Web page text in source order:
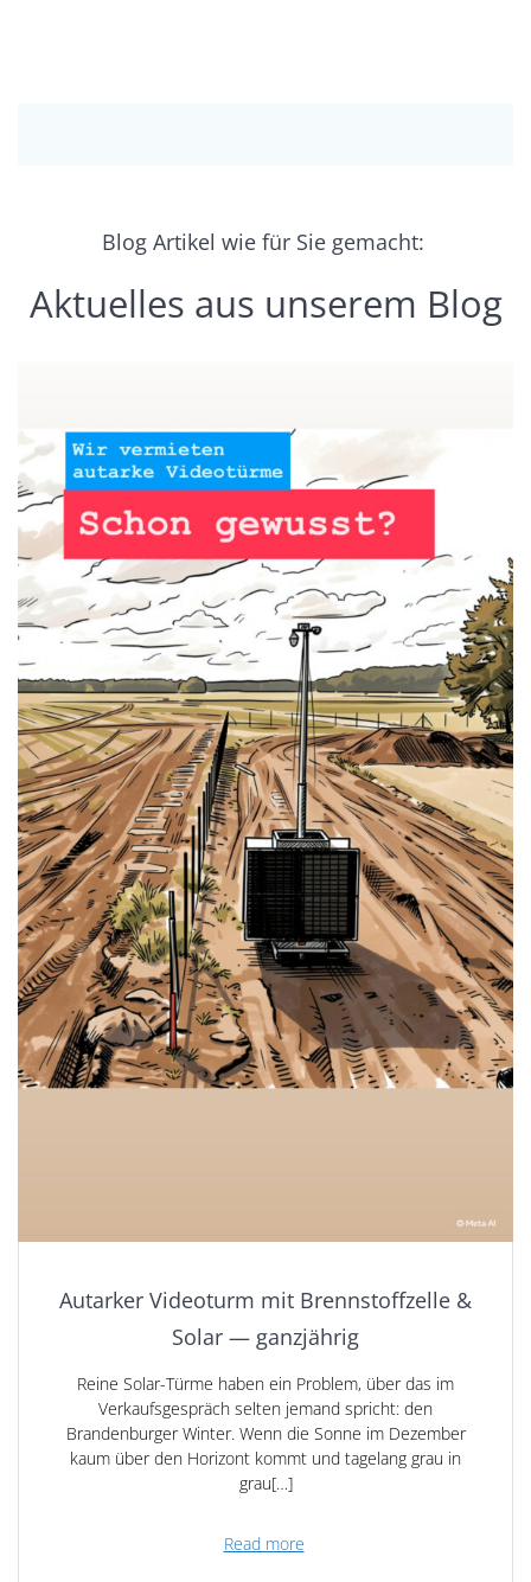
Blog Artikel wie für Sie gemacht:
Aktuelles aus unserem Blog
Autarker Videoturm mit Brennstoffzelle &
Solar — ganzjährig
Reine Solar-Türme haben ein Problem, über das im
Verkaufsgespräch selten jemand spricht: den
Brandenburger Winter. Wenn die Sonne im Dezember
kaum über den Horizont kommt und tagelang grau in
grau[…]
Read more